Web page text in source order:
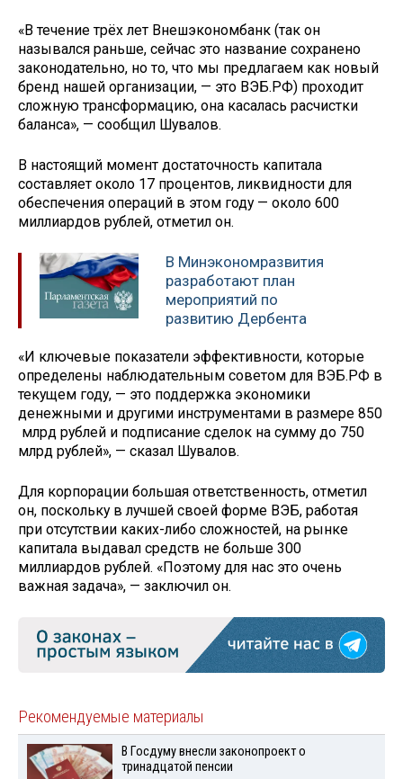
«В течение трёх лет Внешэкономбанк (так он
назывался раньше, сейчас это название сохранено
законодательно, но то, что мы предлагаем как новый
бренд нашей организации, — это ВЭБ.РФ) проходит
сложную трансформацию, она касалась расчистки
баланса», — сообщил Шувалов.
В настоящий момент достаточность капитала
составляет около 17 процентов, ликвидности для
обеспечения операций в этом году — около 600
миллиардов рублей, отметил он.
В Минэкономразвития
разработают план
мероприятий по
развитию Дербента
«И ключевые показатели эффективности, которые
определены наблюдательным советом для ВЭБ.РФ в
текущем году, — это поддержка экономики
денежными и другими инструментами в размере 850
млрд рублей и подписание сделок на сумму до 750
млрд рублей», — сказал Шувалов.
Для корпорации большая ответственность, отметил
он, поскольку в лучшей своей форме ВЭБ, работая
при отсутствии каких-либо сложностей, на рынке
капитала выдавал средств не больше 300
миллиардов рублей. «Поэтому для нас это очень
важная задача», — заключил он.
Рекомендуемые материалы
В Госдуму внесли законопроект о
тринадцатой пенсии